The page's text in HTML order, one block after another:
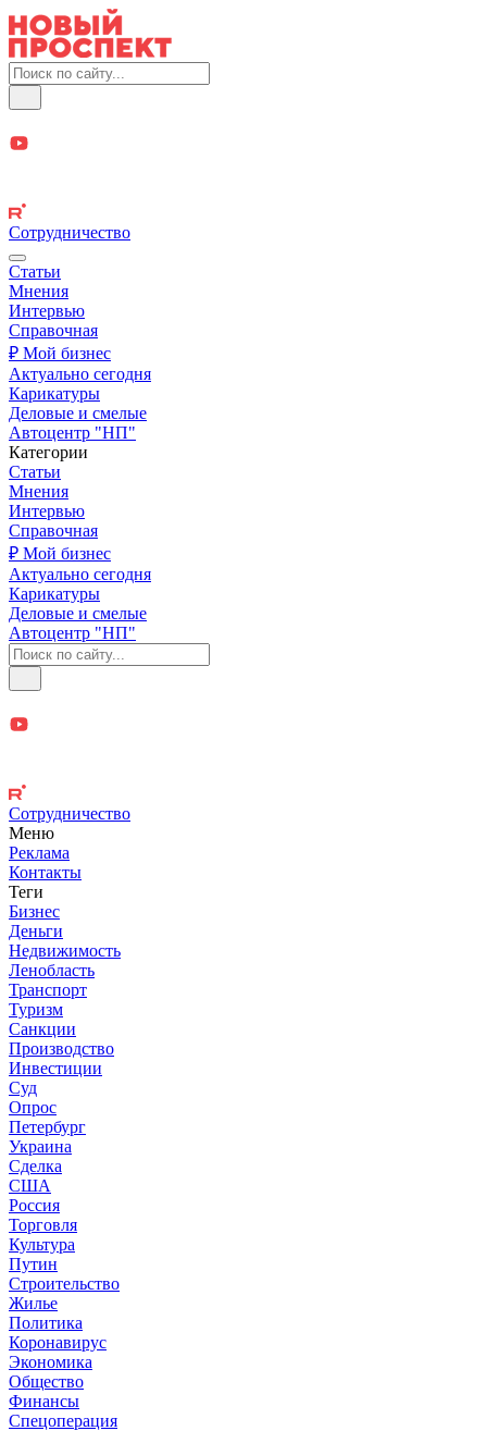
Сотрудничество
Статьи
Мнения
Интервью
Справочная
₽ Мой бизнес
Актуально сегодня
Карикатуры
Деловые и смелые
Автоцентр "НП"
Категории
Статьи
Мнения
Интервью
Справочная
₽ Мой бизнес
Актуально сегодня
Карикатуры
Деловые и смелые
Автоцентр "НП"
Сотрудничество
Меню
Реклама
Контакты
Теги
Бизнес
Деньги
Недвижимость
Ленобласть
Транспорт
Туризм
Санкции
Производство
Инвестиции
Суд
Опрос
Петербург
Украина
Сделка
США
Россия
Торговля
Культура
Путин
Строительство
Жилье
Политика
Коронавирус
Экономика
Общество
Финансы
Спецоперация